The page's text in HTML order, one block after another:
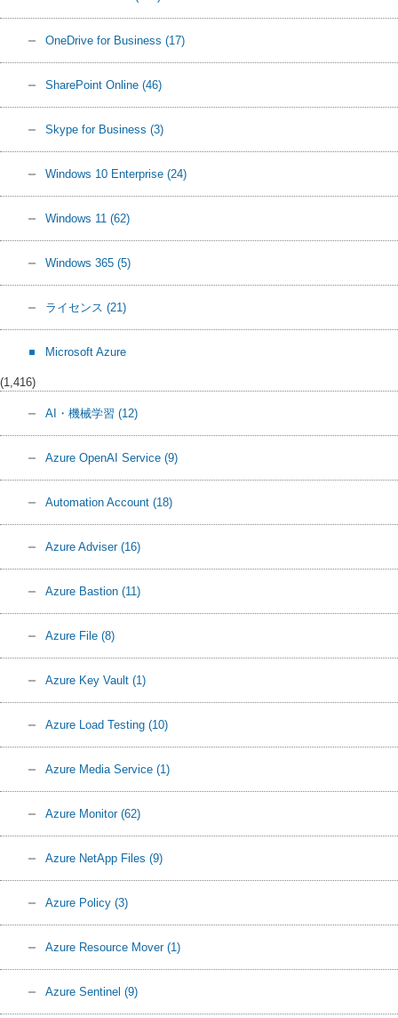
OneDrive for Business (17)
SharePoint Online (46)
Skype for Business (3)
Windows 10 Enterprise (24)
Windows 11 (62)
Windows 365 (5)
ライセンス (21)
Microsoft Azure
(1,416)
AI・機械学習 (12)
Azure OpenAI Service (9)
Automation Account (18)
Azure Adviser (16)
Azure Bastion (11)
Azure File (8)
Azure Key Vault (1)
Azure Load Testing (10)
Azure Media Service (1)
Azure Monitor (62)
Azure NetApp Files (9)
Azure Policy (3)
Azure Resource Mover (1)
Azure Sentinel (9)